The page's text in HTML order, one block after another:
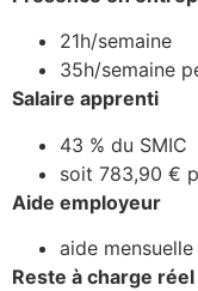
21h/semaine
35h/semaine
Salaire apprenti
43 % du SMIC
soit 783,90 €
Aide employeur
aide
Reste à charge réel